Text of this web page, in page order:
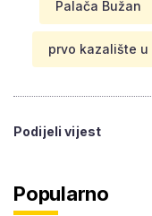
Palača Bužan
prvo kazalište u
Podijeli vijest
Popularno